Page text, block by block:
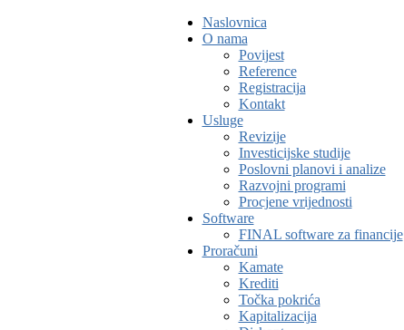
Naslovnica
O nama
Povijest
Reference
Registracija
Kontakt
Usluge
Revizije
Investicijske studije
Poslovni planovi i analize
Razvojni programi
Procjene vrijednosti
Software
FINAL software za financije
Proračuni
Kamate
Krediti
Točka pokrića
Kapitalizacija